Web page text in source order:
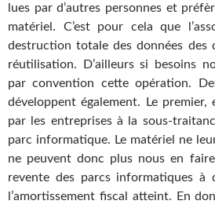
lues par d’autres personnes et
matériel. C’est pour cela que
destruction totale des données des
réutilisation. D’ailleurs si besoins
par convention cette opération.
développent également. Le
par les entreprises à la sous-
parc informatique. Le matériel ne
ne peuvent donc plus nous en
revente des parcs informatiques à
l’amortissement fiscal atteint. En